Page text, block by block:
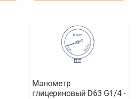
Манометр
глицериновый D63 G1/4 -